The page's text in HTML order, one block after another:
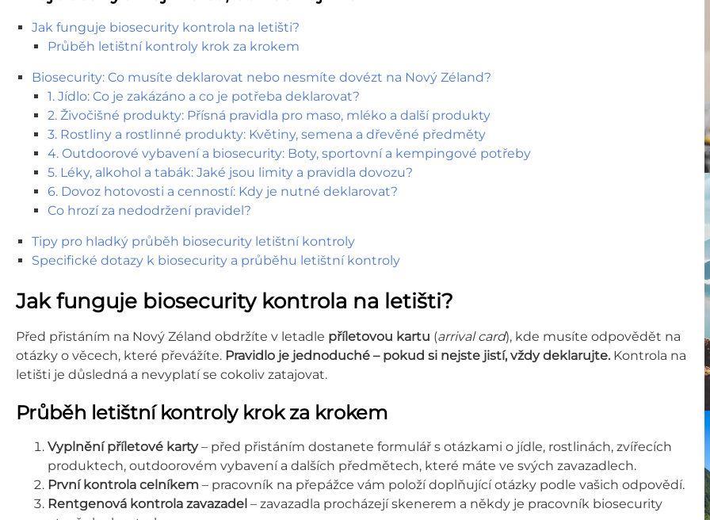
Jak funguje biosecurity kontrola na letišti?
Průběh letištní kontroly krok za krokem
Biosecurity: Co musíte deklarovat nebo nesmíte dovézt na Nový Zéland?
1. Jídlo: Co je zakázáno a co je potřeba deklarovat?
2. Živočišné produkty: Přísná pravidla pro maso, mléko a další produkty
3. Rostliny a rostlinné produkty: Květiny, semena a dřevěné předměty
4. Outdoorové vybavení a biosecurity: Boty, sportovní a kempingové potřeby
5. Léky, alkohol a tabák: Jaké jsou limity a pravidla dovozu?
6. Dovoz hotovosti a cenností: Kdy je nutné deklarovat?
Co hrozí za nedodržení pravidel?
Tipy pro hladký průběh biosecurity letištní kontroly
Specifické dotazy k biosecurity a průběhu letištní kontroly
Jak funguje biosecurity kontrola na letišti?
Před přistáním na Nový Zéland obdržíte v letadle příletovou kartu (arrival card), kde musíte odpovědět na
otázky o věcech, které převážíte. Pravidlo je jednoduché – pokud si nejste jistí, vždy deklarujte. Kontrola na
letišti je důsledná a nevyplatí se cokoliv zatajovat.
Průběh letištní kontroly krok za krokem
Vyplnění příletové karty– před přistáním dostanete formulář s otázkami o jídle, rostlinách, zvířecích
produktech, outdoorovém vybavení a dalších předmětech, které máte ve svých zavazadlech.
První kontrola celníkem – pracovník na přepážce vám položí doplňující otázky podle vašich odpovědí.
Rentgenová kontrola zavazadel – zavazadla procházejí skenerem a někdy je pracovník biosecurity